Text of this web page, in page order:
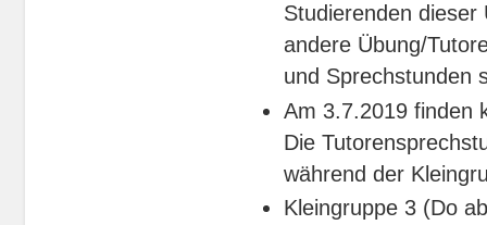
Studierenden dieser
andere Übung/
und Sprechstunden
Am 3.7.2019 finden
Die
während der
Kleingruppe 3 (Do